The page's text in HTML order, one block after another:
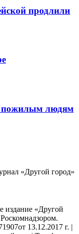
продлили
пожилым людям
«Другой город»
издание «Другой
13.12.2017 г. |